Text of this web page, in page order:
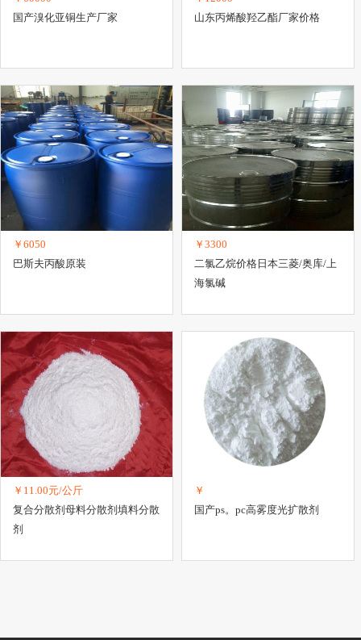
国产溴化亚铜生产厂家
山东丙烯酸羟乙酯厂家价格
￥6050
巴斯夫丙酸原装
￥3300
二氯乙烷价格日本三菱/奥库/上
海氯碱
￥11.00元/公斤
复合分散剂母料分散剂填料分散
剂
￥
国产ps。pc高雾度光扩散剂